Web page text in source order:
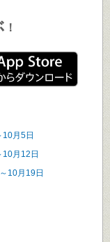
！
月5日
月12日
10月19日